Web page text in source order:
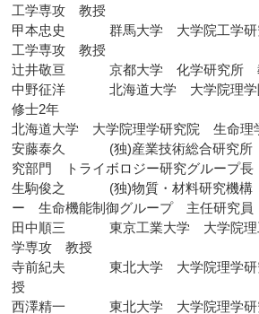
工学専攻 教授
甲本忠史 群馬大学 大学院工学研
工学専攻 教授
辻井敬亘 京都大学 化学研究所
中野征洋 北海道大学 大学院理学
修士2年
北海道大学 大学院理学研究院 生命
安藤泰久 (独)産業技術総合研究所
究部門 トライボロジー研究グループ長
生駒俊之 (独)物質・材料研究機構
ー 生命機能制御グループ 主任研究員
田中順三 東京工業大学 大学院理
学専攻 教授
寺前紀夫 東北大学 大学院理学研
授
西澤精一 東北大学 大学院理学研